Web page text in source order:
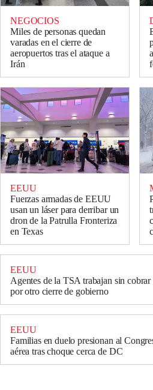
NEGOCIOS
Miles de personas quedan
varadas en el cierre de
aeropuertos tras el ataque a
Irán
EEUU
Fuerzas armadas de EEUU
usan un láser para derribar un
dron de la Patrulla Fronteriza
en Texas
EEUU
Agentes de la TSA trabajan sin
por otro cierre de gobierno
EEUU
Familias en duelo presionan al
aérea tras choque cerca de DC